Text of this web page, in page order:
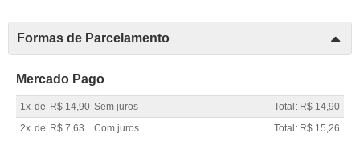
Formas de Parcelamento
Mercado Pago
1x de R$ 14,90 Sem juros
Total: R$ 14,90
2x de R$ 7,63 Com juros Total: R$ 15,26